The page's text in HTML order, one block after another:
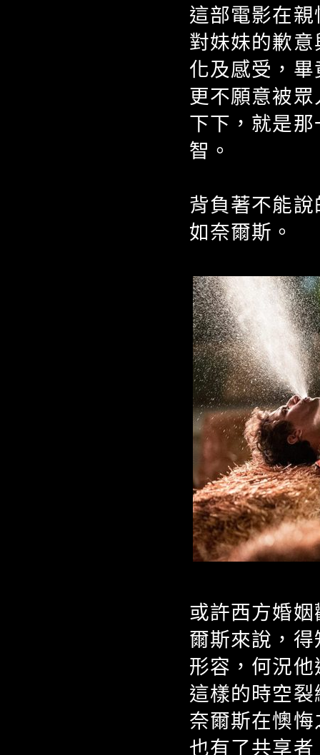
這部電影在
對妹妹的歉
化及感受，
更不願意被
下下，就是
智。
背負著不能
如奈爾斯。
或許西方婚
爾斯來說，
形容，何況
這樣的時空
奈爾斯在懊
也有了共享者